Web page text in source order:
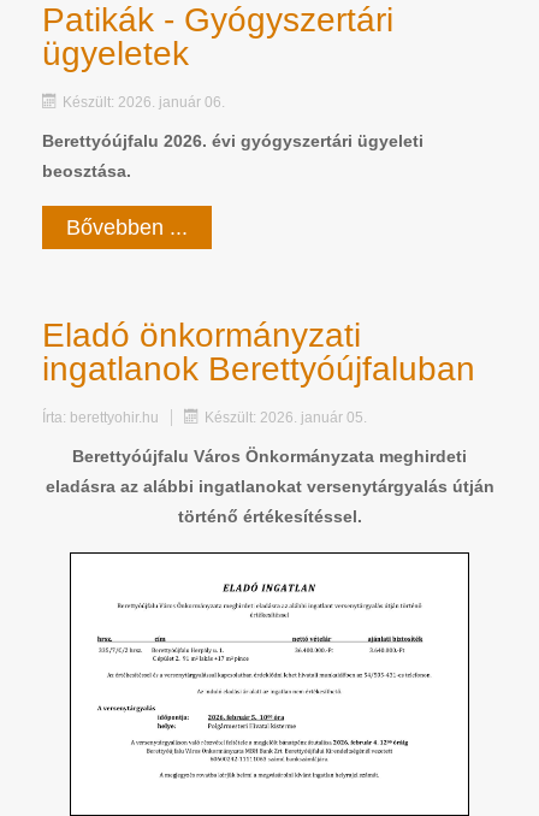
Patikák - Gyógyszertári
ügyeletek
Készült: 2026. január 06.
Berettyóújfalu 2026. évi gyógyszertári ügyeleti
beosztása.
Bővebben ...
Eladó önkormányzati
ingatlanok Berettyóújfaluban
Írta: berettyohir.hu Készült: 2026. január 05.
Berettyóújfalu Város Önkormányzata meghirdeti
eladásra az alábbi ingatlanokat versenytárgyalás útján
történő értékesítéssel.